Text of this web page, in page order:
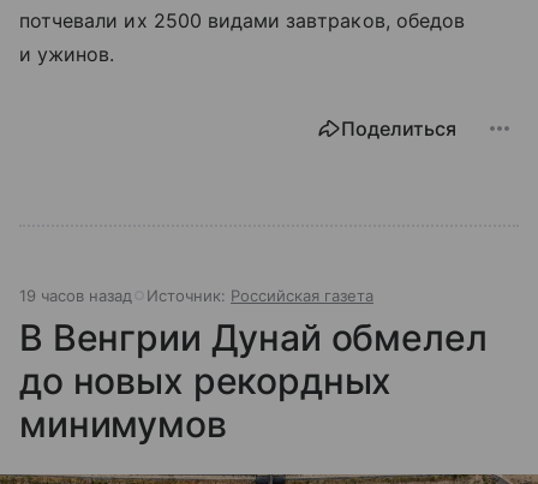
потчевали их 2500 видами завтраков, обедов
и ужинов.
Поделиться
19 часов назад Источник: Российская газета
В Венгрии Дунай обмелел
до новых рекордных
минимумов